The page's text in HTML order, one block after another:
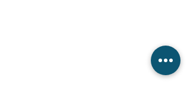
entitat sense ànim de lucre que